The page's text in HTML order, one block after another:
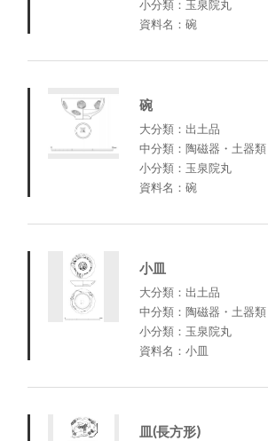
小分類：玉泉院丸
資料名：碗
碗
大分類：出土品
中分類：陶磁器・土器類
小分類：玉泉院丸
資料名：碗
小皿
大分類：出土品
中分類：陶磁器・土器類
小分類：玉泉院丸
資料名：小皿
皿(長方形)